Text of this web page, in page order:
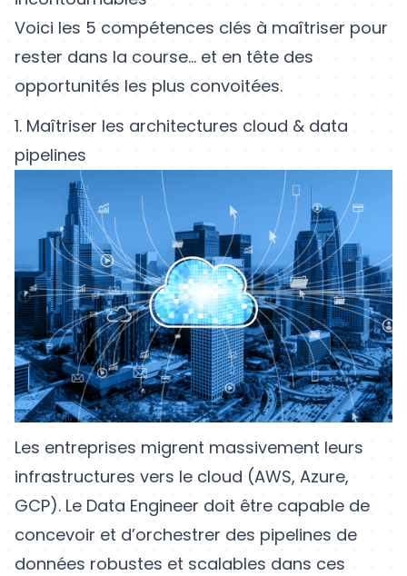
Voici les 5 compétences clés à maîtriser pour
rester dans la course… et en tête des
opportunités les plus convoitées.
1. Maîtriser les architectures cloud & data
pipelines
Les entreprises migrent massivement leurs
infrastructures vers le cloud (AWS, Azure,
GCP). Le Data Engineer doit être capable de
concevoir et d’orchestrer des pipelines de
données robustes et scalables dans ces